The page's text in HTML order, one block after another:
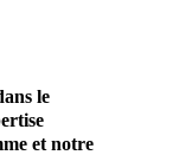
le
et notre